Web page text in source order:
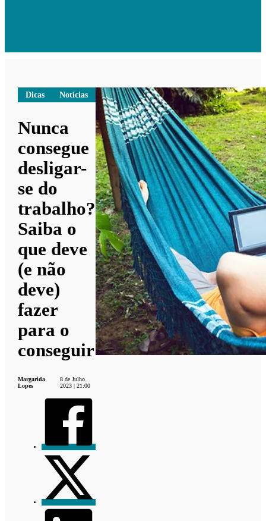
Dicas Notícias
Nunca
consegue
desligar-
se do
trabalho?
Saiba o
que deve
(e não
deve)
fazer
para o
conseguir
Margarida
Lopes
8 de Julho
2023 | 21:00